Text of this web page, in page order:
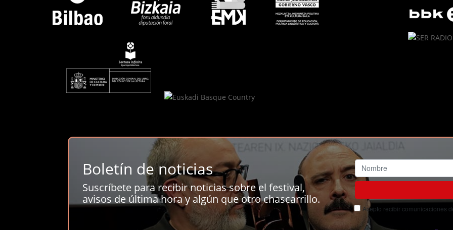
Boletín de noticias
Suscríbete para recibir noticias sobre el festival,
avisos de última hora y algún que otro chascarrillo.
Acepto recibir comunicaciones